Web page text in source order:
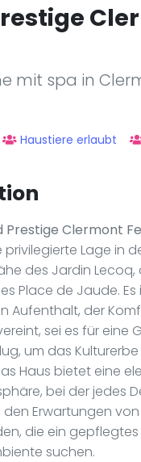
mit spa in
Haustiere erlaubt
Prestige Clermont
Lage in
des Jardin Lecoq,
Place de Jaude.
Aufenthalt, der
sei es für eine
um das
Haus bietet eine
bei der jedes
Erwartungen
die ein
suchen.